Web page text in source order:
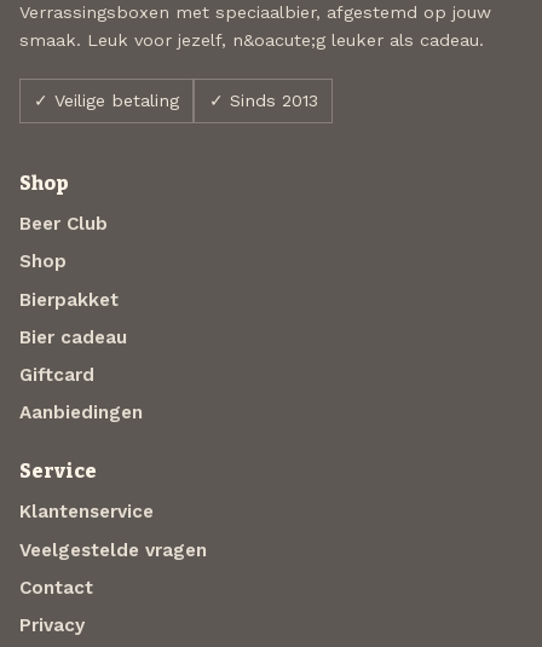
Verrassingsboxen met speciaalbier, afgestemd op jouw
smaak. Leuk voor jezelf, n&oacute;g leuker als cadeau.
✓ Veilige betaling ✓ Sinds 2013
Shop
Beer Club
Shop
Bierpakket
Bier cadeau
Giftcard
Aanbiedingen
Service
Klantenservice
Veelgestelde vragen
Contact
Privacy